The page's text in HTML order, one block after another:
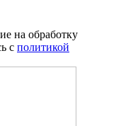
на обработку
с политикой